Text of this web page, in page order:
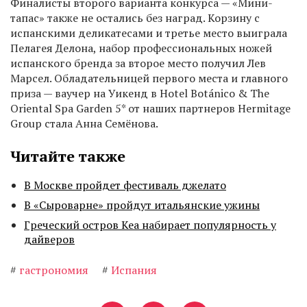
тапас» также не остались без наград. Корзину с
испанскими деликатесами и третье место выиграла
Пелагея Делона, набор профессиональных ножей
испанского бренда за второе место получил Лев
Марсел. Обладательницей первого места и главного
приза — ваучер на Уикенд в Hotel Botánico & The
Oriental Spa Garden 5* от наших партнеров Hermitage
Group стала Анна Семёнова.
Читайте также
В Москве пройдет фестиваль джелато
В «Сыроварне» пройдут итальянские ужины
Греческий остров Кеа набирает популярность у
дайверов
# гастрономия # Испания